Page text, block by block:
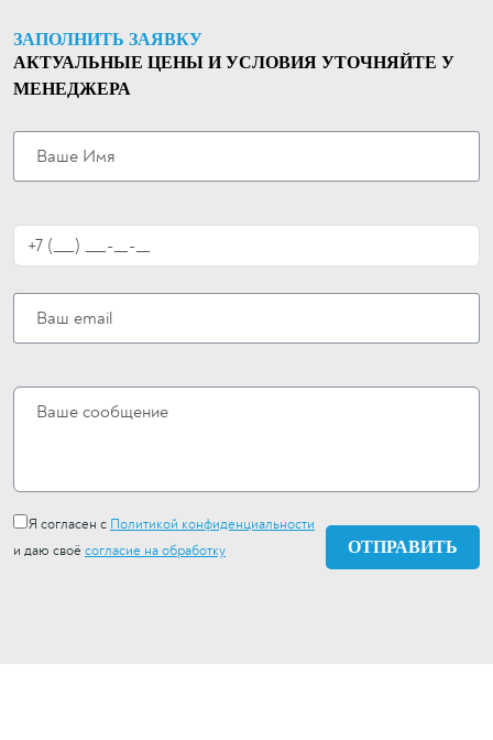
ЗАПОЛНИТЬ ЗАЯВКУ
АКТУАЛЬНЫЕ ЦЕНЫ И УСЛОВИЯ УТОЧНЯЙТЕ У
МЕНЕДЖЕРА
Я согласен с Политикой конфиденциальности
и даю своё согласие на обработку